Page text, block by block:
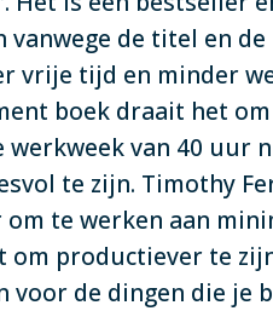
vanwege de titel en
vrije tijd en minder
boek draait het
van 40 uur
te zijn. Timothy
te werken aan
om productiever te
voor de dingen die je